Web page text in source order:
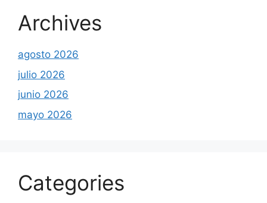
Archives
agosto 2026
julio 2026
junio 2026
mayo 2026
Categories